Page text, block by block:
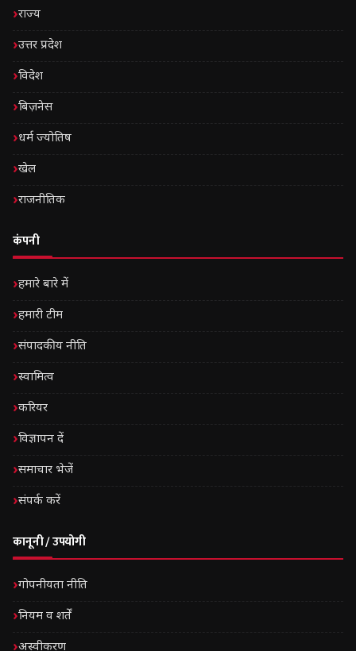
राज्य
उत्तर प्रदेश
विदेश
बिज़नेस
धर्म ज्योतिष
खेल
राजनीतिक
कंपनी
हमारे बारे में
हमारी टीम
संपादकीय नीति
स्वामित्व
करियर
विज्ञापन दें
समाचार भेजें
संपर्क करें
कानूनी / उपयोगी
गोपनीयता नीति
नियम व शर्तें
अस्वीकरण